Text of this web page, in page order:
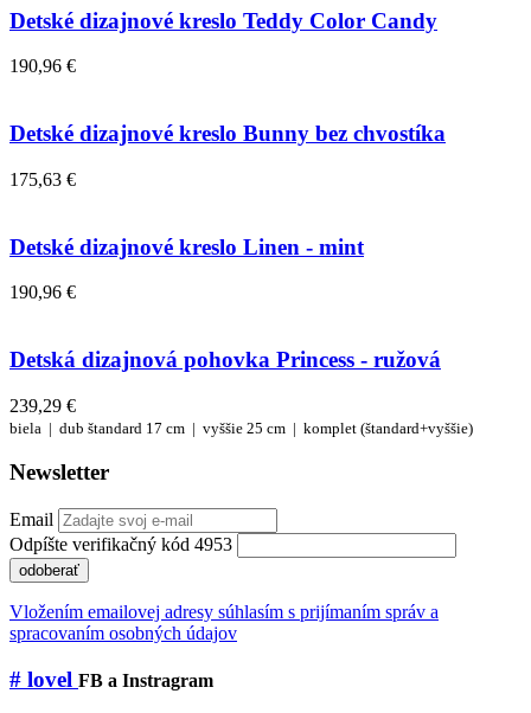
Detské dizajnové kreslo Teddy Color Candy
190,96 €
Detské dizajnové kreslo Bunny bez chvostíka
175,63 €
Detské dizajnové kreslo Linen - mint
190,96 €
Detská dizajnová pohovka Princess - ružová
239,29 €
biela | dub štandard 17 cm | vyššie 25 cm | komplet (štandard+vyššie)
Newsletter
Email
Odpíšte verifikačný kód 4953
odoberať
Vložením emailovej adresy súhlasím s prijímaním správ a
spracovaním osobných údajov
# lovel FB a Instragram